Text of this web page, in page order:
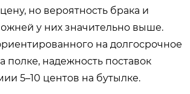
но вероятность брака и
у них значительно выше.
на долгосрочное
полке, надежность поставок
5–10 центов на бутылке.